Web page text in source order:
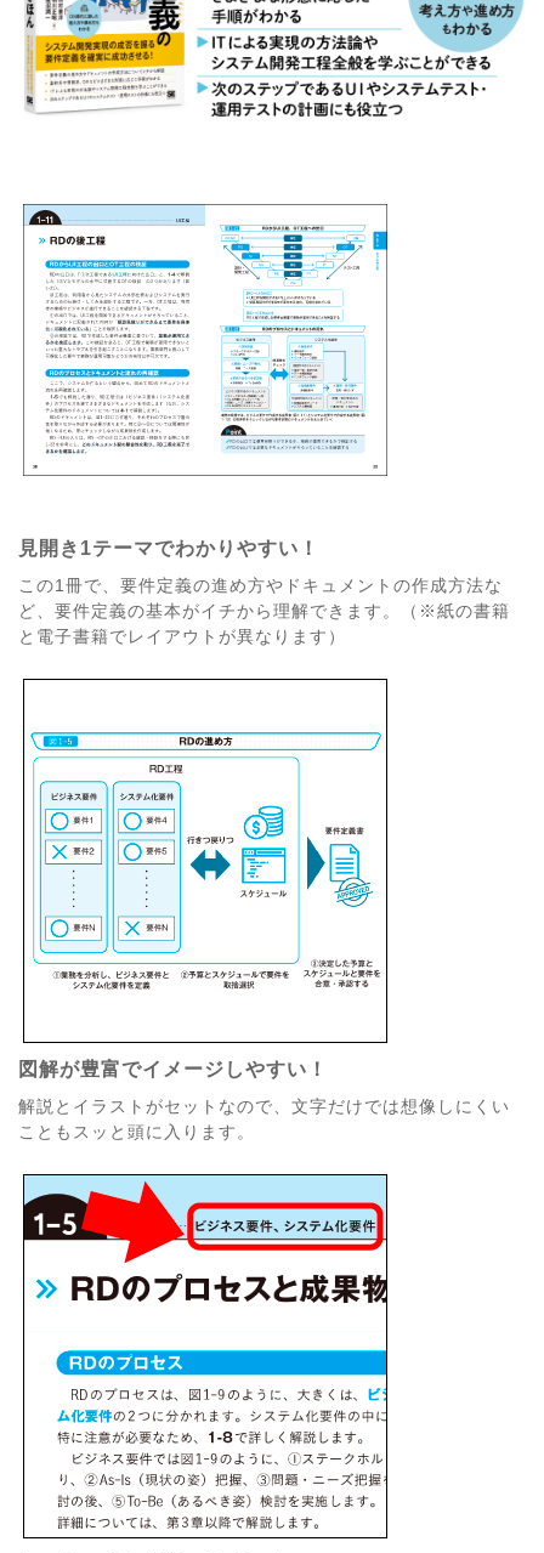
見開き1テーマでわかりやすい！
この1冊で、要件定義の進め方やドキュメントの作成方法な
ど、要件定義の基本がイチから理解できます。（※紙の書籍
と電子書籍でレイアウトが異なります）
図解が豊富でイメージしやすい！
解説とイラストがセットなので、文字だけでは想像しにくい
こともスッと頭に入ります。